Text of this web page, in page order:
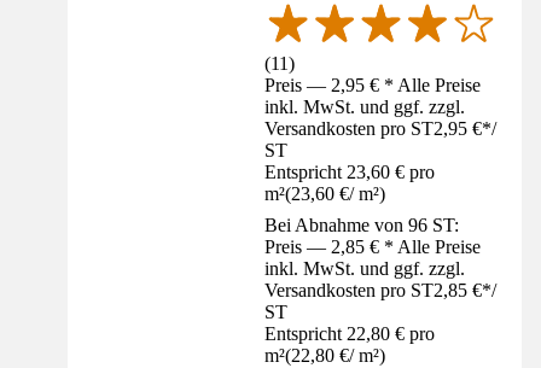
(11)
Preis — 2,95 € * Alle Preise
inkl. MwSt. und ggf. zzgl.
Versandkosten pro ST2,95 €*/
ST
Entspricht 23,60 € pro
m²(23,60 €/ m²)
Bei Abnahme von 96 ST:
Preis — 2,85 € * Alle Preise
inkl. MwSt. und ggf. zzgl.
Versandkosten pro ST2,85 €*/
ST
Entspricht 22,80 € pro
m²(22,80 €/ m²)